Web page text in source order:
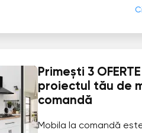
Primești 3
proiectul tău de
comandă
Mobila la comandă